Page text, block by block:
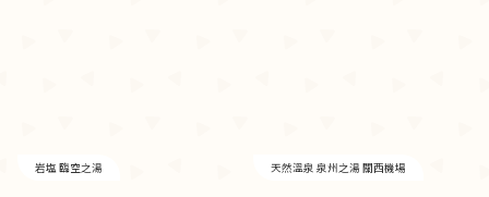
岩塩 臨空之湯 天然溫泉 泉州之湯 關西機場